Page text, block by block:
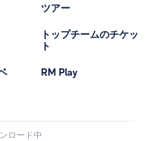
ツアー
トップチームのチケッ
ト
RM Play
ロード中